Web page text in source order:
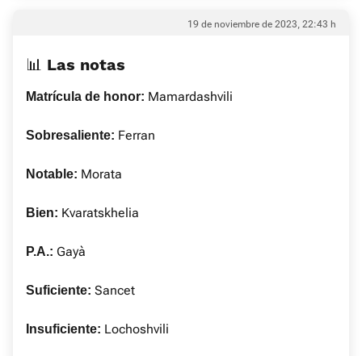
19 de noviembre de 2023, 22:43 h
📊 Las notas
Matrícula de honor: Mamardashvili
Sobresaliente: Ferran
Notable: Morata
Bien: Kvaratskhelia
P.A.: Gayà
Suficiente: Sancet
Insuficiente: Lochoshvili